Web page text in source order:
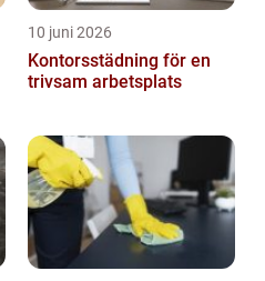
10 juni 2026
Kontorsstädning för en
trivsam arbetsplats